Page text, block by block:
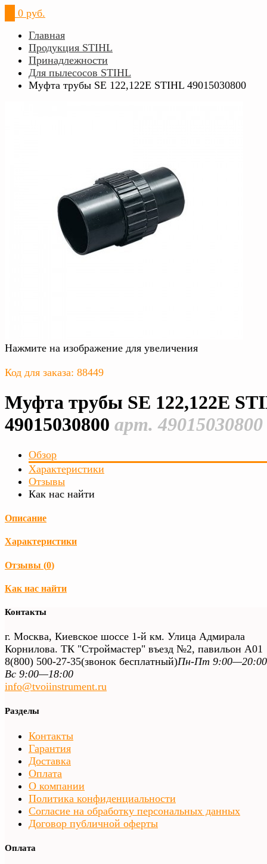
0 руб.
Главная
Продукция STIHL
Принадлежности
Для пылесосов STIHL
Муфта трубы SE 122,122E STIHL 49015030800
Нажмите на изображение для увеличения
Код для заказа: 88449
Муфта трубы SE 122,122E
49015030800 арт. 49015030800
Обзор
Характеристики
Отзывы
Как нас найти
Описание
Характеристики
Отзывы (0)
Как нас найти
Контакты
г. Москва, Киевское шоссе 1-й км. Улица Адмирала
Корнилова. ТК "Строймастер" въезд №2, павильон А01
8(800) 500-27-35(звонок бесплатный)Пн-Пт
Вс 9:00—18:00
info@tvoiinstrument.ru
Разделы
Контакты
Гарантия
Доставка
Оплата
О компании
Политика конфиденциальности
Согласие на обработку персональных данных
Договор публичной оферты
Оплата